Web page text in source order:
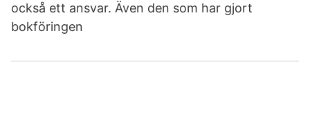
också ett ansvar. Även den som har gjort
bokföringen